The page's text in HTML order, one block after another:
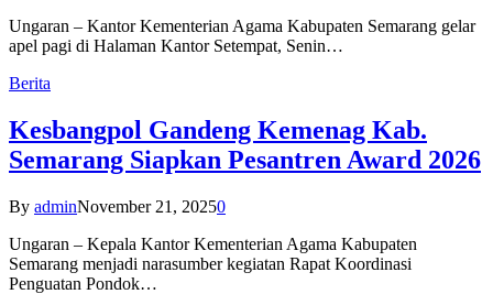
Ungaran – Kantor Kementerian Agama Kabupaten Semarang gelar
apel pagi di Halaman Kantor Setempat, Senin…
Berita
Kesbangpol Gandeng Kemenag Kab.
Semarang Siapkan Pesantren Award 2026
By adminNovember 21, 20250
Ungaran – Kepala Kantor Kementerian Agama Kabupaten
Semarang menjadi narasumber kegiatan Rapat Koordinasi
Penguatan Pondok…